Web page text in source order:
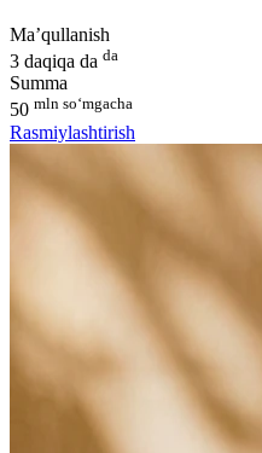
Ma’qullanish
3 daqiqa da da
Summa
50 mln so‘mgacha
Rasmiylashtirish